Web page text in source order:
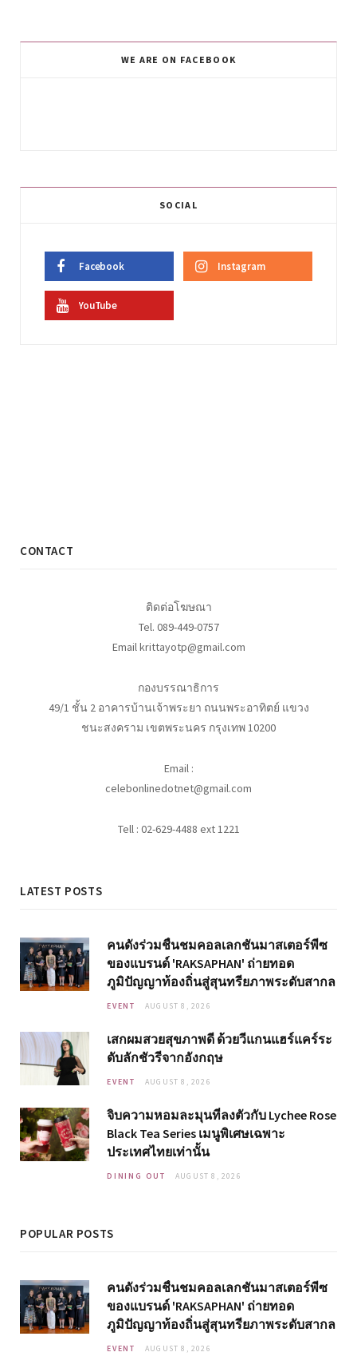
WE ARE ON FACEBOOK
SOCIAL
Facebook Instagram
YouTube
CONTACT
ติดต่อโฆษณา
Tel. 089-449-0757
Email krittayotp@gmail.com
กองบรรณาธิการ
49/1 ชั้น 2 อาคารบ้านเจ้าพระยา ถนนพระอาทิตย์ แขวง
ชนะสงคราม เขตพระนคร กรุงเทพ 10200
Email :
celebonlinedotnet@gmail.com
Tell : 02-629-4488 ext 1221
LATEST POSTS
คนดังร่วมชื่นชมคอลเลกชันมาสเตอร์พีซ
ของแบรนด์ 'RAKSAPHAN' ถ่ายทอด
ภูมิปัญญาท้องถิ่นสู่สุนทรียภาพระดับสากล
EVENT AUGUST 8, 2026
เสกผมสวยสุขภาพดี ด้วยวีแกนแฮร์แคร์ระ
ดับลักชัวรีจากอังกฤษ
EVENT AUGUST 8, 2026
จิบความหอมละมุนที่ลงตัวกับ Lychee Rose
Black Tea Series เมนูพิเศษเฉพาะ
ประเทศไทยเท่านั้น
DINING OUT AUGUST 8, 2026
POPULAR POSTS
คนดังร่วมชื่นชมคอลเลกชันมาสเตอร์พีซ
ของแบรนด์ 'RAKSAPHAN' ถ่ายทอด
ภูมิปัญญาท้องถิ่นสู่สุนทรียภาพระดับสากล
EVENT AUGUST 8, 2026